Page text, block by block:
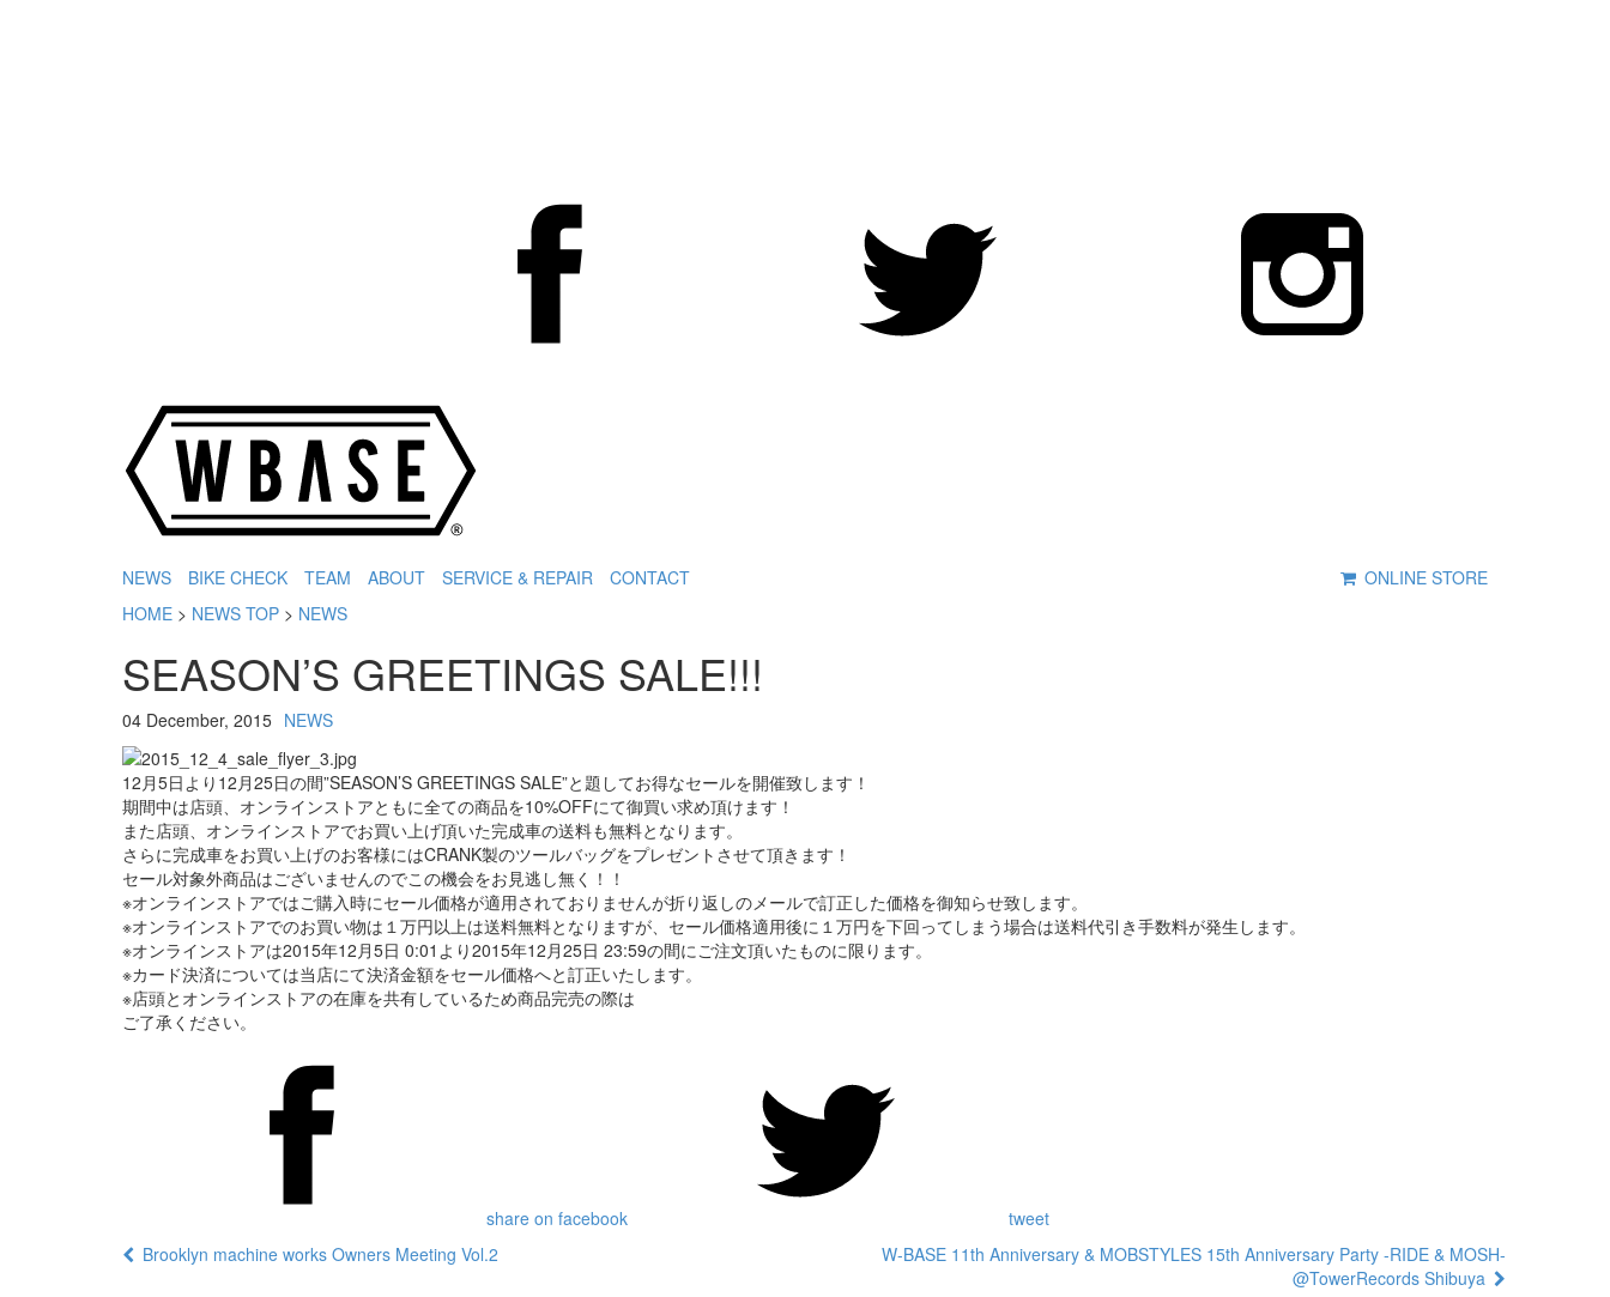
NEWS BIKE CHECK TEAM ABOUT SERVICE & REPAIR CONTACT
ONLINE STORE
HOME > NEWS TOP > NEWS
SEASON’S GREETINGS SALE!!!
04 December, 2015 NEWS
12月5日より12月25日の間”SEASON’S GREETINGS SALE”と題してお得なセールを開催致します！
期間中は店頭、オンラインストアともに全ての商品を10%OFFにて御買い求め頂けます！
また店頭、オンラインストアでお買い上げ頂いた完成車の送料も無料となります。
さらに完成車をお買い上げのお客様にはCRANK製のツールバッグをプレゼントさせて頂きます！
セール対象外商品はございませんのでこの機会をお見逃し無く！！
※オンラインストアではご購入時にセール価格が適用されておりませんが折り返しのメールで訂正した価格を御知らせ致します。
※オンラインストアでのお買い物は１万円以上は送料無料となりますが、セール価格適用後に１万円を下回ってしまう場合は送料代引き手数料が発生します。
※オンラインストアは2015年12月5日 0:01より2015年12月25日 23:59の間にご注文頂いたものに限ります。
※カード決済については当店にて決済金額をセール価格へと訂正いたします。
※店頭とオンラインストアの在庫を共有しているため商品完売の際は
ご了承ください。
share on facebook
tweet
Brooklyn machine works Owners Meeting Vol.2
W-BASE 11th Anniversary & MOBSTYLES 15th Anniversary Party -RIDE & MOSH-
@TowerRecords Shibuya